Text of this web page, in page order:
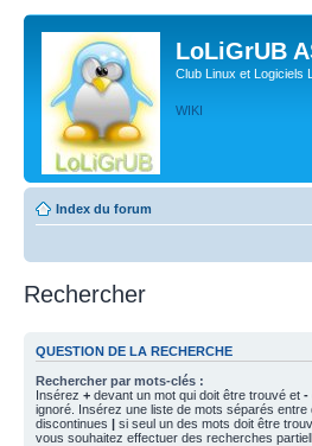
LoLiGrUB
Club Linux et Logiciels
WIKI
Index du forum
Rechercher
QUESTION DE LA RECHERCHE
Rechercher par mots-clés :
Insérez + devant un mot qui doit être trouvé et -
ignoré. Insérez une liste de mots séparés
discontinues | si seul un des mots doit être
vous souhaitez effectuer des recherches